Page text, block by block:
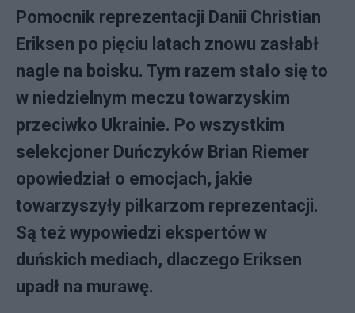
Pomocnik reprezentacji Danii Christian
Eriksen po pięciu latach znowu zasłabł
nagle na boisku. Tym razem stało się to
w niedzielnym meczu towarzyskim
przeciwko Ukrainie. Po wszystkim
selekcjoner Duńczyków Brian Riemer
opowiedział o emocjach, jakie
towarzyszyły piłkarzom reprezentacji.
Są też wypowiedzi ekspertów w
duńskich mediach, dlaczego Eriksen
upadł na murawę.